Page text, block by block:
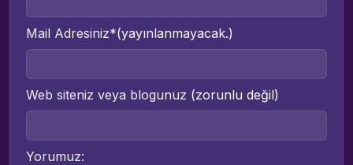
Mail Adresiniz*(yayınlanmayacak.)
Web siteniz veya blogunuz (zorunlu değil)
Yorumuz: